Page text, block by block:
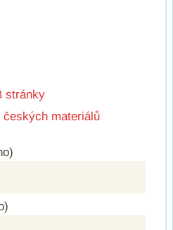
stránky
materiálů